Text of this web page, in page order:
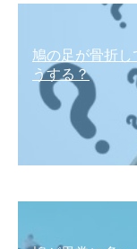
鳩の足が骨折
うする？